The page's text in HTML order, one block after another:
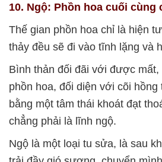
10. Ngộ: Phồn hoa cuối cùng
Thế gian phồn hoa chỉ là hiện
thảy đều sẽ đi vào tĩnh lặng và
Bình thản đối đãi với được
phồn hoa, đối diện với cõi hồng
bằng một tâm thái khoát đạt
chẳng phải là lĩnh ngộ.
Ngộ là một loại tu sửa, là sau